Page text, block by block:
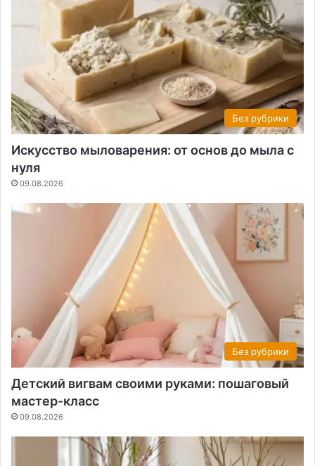
Без рубрики
Искусство мыловарения: от основ до мыла с
нуля
09.08.2026
Без рубрики
Детский вигвам своими руками: пошаговый
мастер-класс
09.08.2026